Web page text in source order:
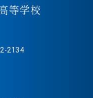
等学校
2134